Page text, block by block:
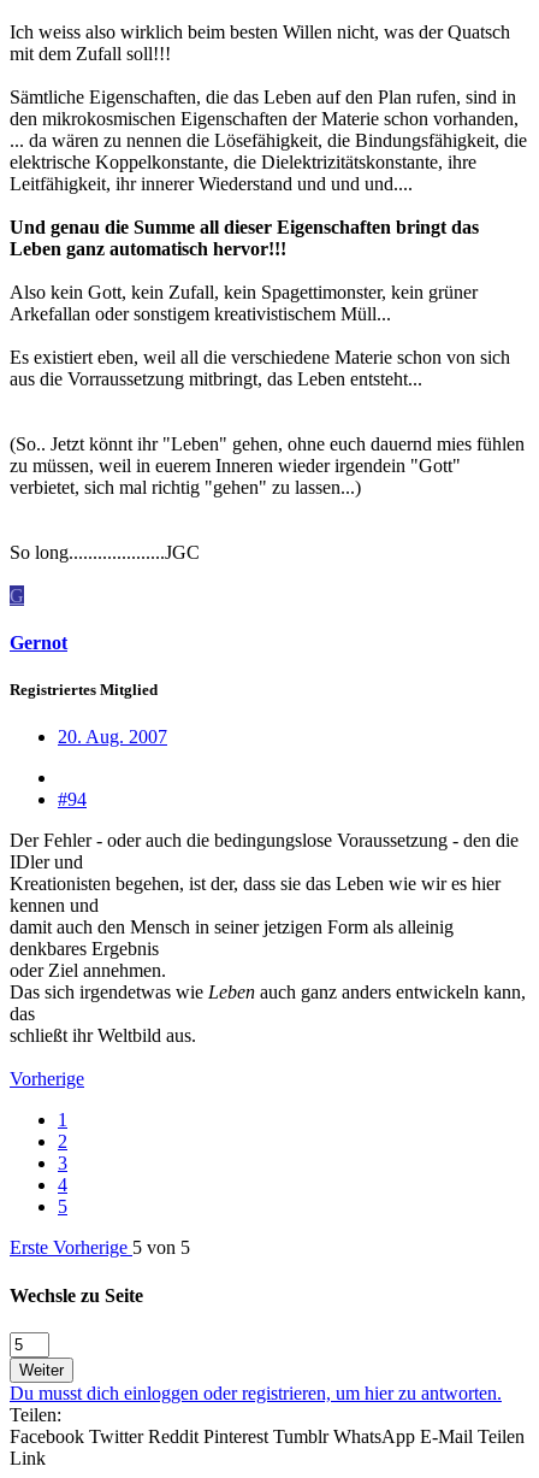
Ich weiss also wirklich beim besten Willen nicht, was der Quatsch
mit dem Zufall soll!!!
Sämtliche Eigenschaften, die das Leben auf den Plan rufen, sind in
den mikrokosmischen Eigenschaften der Materie schon vorhanden,
... da wären zu nennen die Lösefähigkeit, die Bindungsfähigkeit, die
elektrische Koppelkonstante, die Dielektrizitätskonstante, ihre
Leitfähigkeit, ihr innerer Wiederstand und und und....
Und genau die Summe all dieser Eigenschaften bringt das
Leben ganz automatisch hervor!!!
Also kein Gott, kein Zufall, kein Spagettimonster, kein grüner
Arkefallan oder sonstigem kreativistischem Müll...
Es existiert eben, weil all die verschiedene Materie schon von sich
aus die Vorraussetzung mitbringt, das Leben entsteht...
(So.. Jetzt könnt ihr "Leben" gehen, ohne euch dauernd mies fühlen
zu müssen, weil in euerem Inneren wieder irgendein "Gott"
verbietet, sich mal richtig "gehen" zu lassen...)
So long....................JGC
G
Gernot
Registriertes Mitglied
20. Aug. 2007
#94
Der Fehler - oder auch die bedingungslose Voraussetzung - den die
IDler und
Kreationisten begehen, ist der, dass sie das Leben wie wir es hier
kennen und
damit auch den Mensch in seiner jetzigen Form als alleinig
denkbares Ergebnis
oder Ziel annehmen.
Das sich irgendetwas wie Leben auch ganz anders entwickeln kann,
das
schließt ihr Weltbild aus.
Vorherige
1
2
3
4
5
Erste Vorherige 5 von 5
Wechsle zu Seite
Weiter
Du musst dich einloggen oder registrieren, um hier zu antworten.
Teilen:
Facebook Twitter Reddit Pinterest Tumblr WhatsApp E-Mail Teilen
Link